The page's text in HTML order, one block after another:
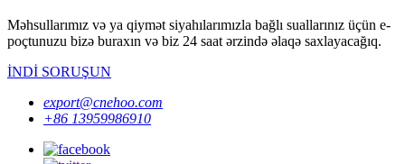
Məhsullarımız və ya qiymət siyahılarımızla bağlı suallarınız üçün e-
poçtunuzu bizə buraxın və biz 24 saat ərzində əlaqə saxlayacağıq.
İNDİ SORUŞUN
export@cnehoo.com
+86 13959986910